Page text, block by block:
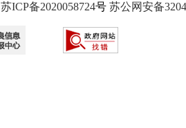
苏ICP备2020058724号 苏公网安备